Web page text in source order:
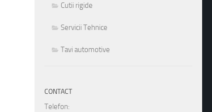
Cutii rigide
Servicii Tehnice
Tavi automotive
CONTACT
Telefon: